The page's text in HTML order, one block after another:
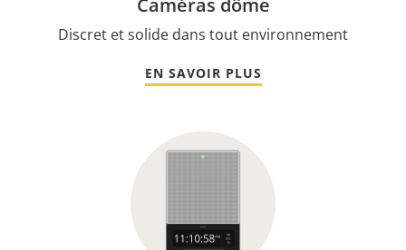
Caméras dôme
Discret et solide dans tout environnement
EN SAVOIR PLUS